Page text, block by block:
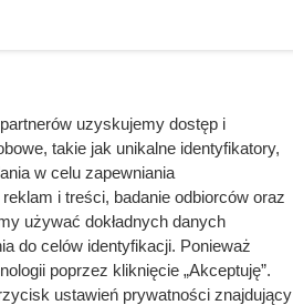
smakuje
80.
uzyskujemy dostęp i
takie jak unikalne identyfikatory,
w celu zapewniania
i treści, badanie odbiorców oraz
używać dokładnych danych
do celów identyfikacji. Ponieważ
poprzez kliknięcie „Akceptuję”.
ustawień prywatności znajdujący